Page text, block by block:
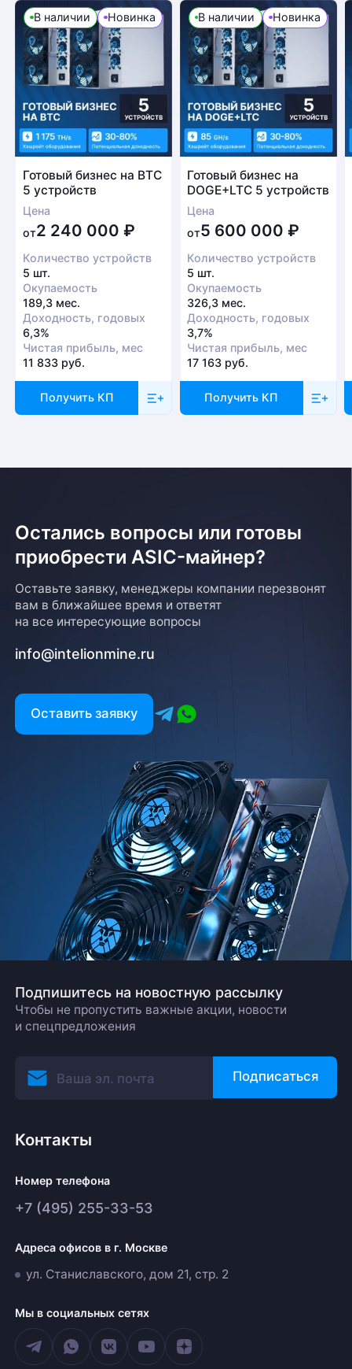
В наличии Новинка
Готовый бизнес на BTC
5 устройств
Цена
от2 240 000 ₽
Количество устройств
5 шт.
Окупаемость
189,3 мес.
Доходность, годовых
6,3%
Чистая прибыль, мес
11 833 руб.
Получить КП
В наличии Новинка
Готовый бизнес на
DOGE+LTC 5 устройств
Цена
от5 600 000₽
Количество устройств
5 шт.
Окупаемость
326,3 мес.
Доходность, годовых
3,7%
Чистая прибыль, мес
17 163 руб.
Получить КП
Остались вопросы или готовы
приобрести ASIC-майнер?
Оставьте заявку, менеджеры компании перезвонят
вам в ближайшее время и ответят
на все интересующие вопросы
info@intelionmine.ru
Оставить заявку
Подпишитесь на новостную рассылку
Чтобы не пропустить важные акции, новости
и спецпредложения
Подписаться
Контакты
Номер телефона
+7 (495) 255-33-53
Адреса офисов в г. Москве
ул. Станиславского, дом 21, стр. 2
Мы в социальных сетях